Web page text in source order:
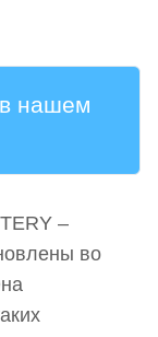
нашем
–
во